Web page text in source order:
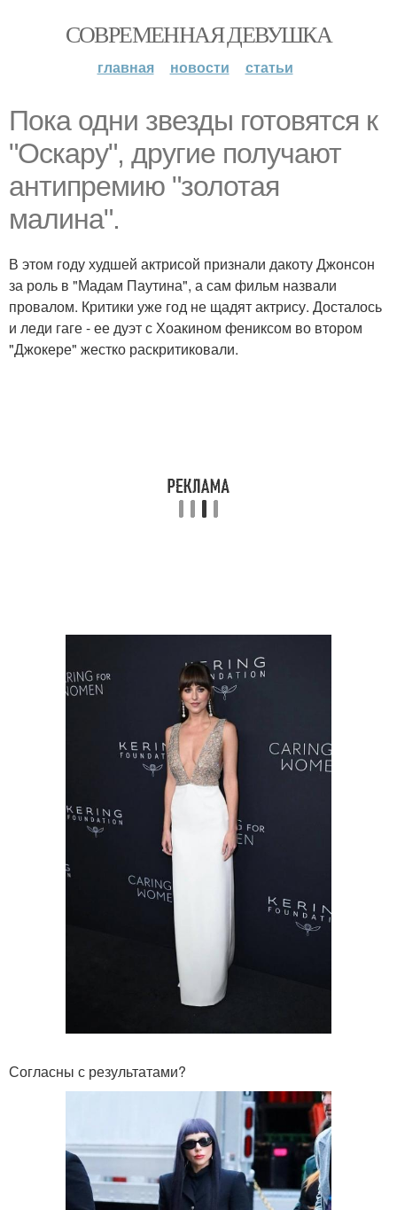
СОВРЕМЕННАЯ ДЕВУШКА
главная новости статьи
Пока одни звезды готовятся к
"Оскару", другие получают
антипремию "золотая
малина".
В этом году худшей актрисой признали дакоту Джонсон
за роль в "Мадам Паутина", а сам фильм назвали
провалом. Критики уже год не щадят актрису. Досталось
и леди гаге - ее дуэт с Хоакином фениксом во втором
"Джокере" жестко раскритиковали.
Согласны с результатами?